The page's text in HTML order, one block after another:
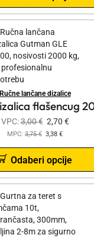
Ručne lančane dizalice
flašencug
VPC:3,00€ 2,70 €
MPC: 3,75€ 3,38 €
Odaberi opcije